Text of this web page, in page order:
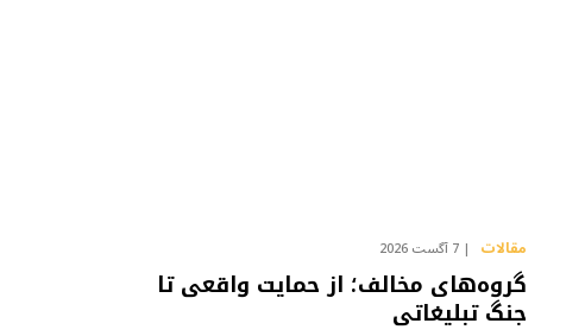
مقالات 7 آگست 2026
گروه‌های مخالف؛ از حمایت واقعی تا
جنگ تبلیغاتی